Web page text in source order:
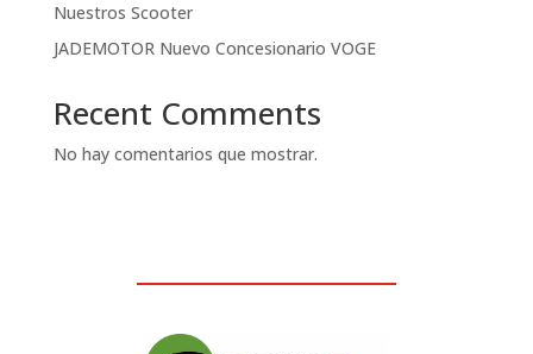
Nuestros Scooter
JADEMOTOR Nuevo Concesionario VOGE
Recent Comments
No hay comentarios que mostrar.